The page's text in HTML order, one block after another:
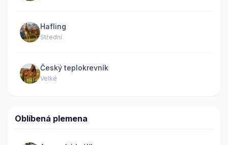
Hafling
Střední
Český teplokrevník
Velké
Oblíbená plemena